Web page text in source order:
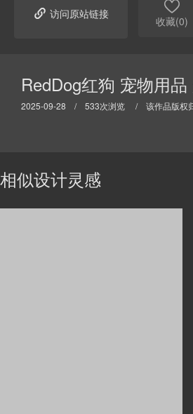
 访问原站链接 
收藏(0)
RedDog红狗 宠物用
2025-09-28 / 533次浏览 / 该作品版权
相似设计灵感